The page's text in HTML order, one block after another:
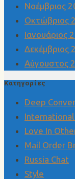
Νοέμβριος
Οκτώβριος
Ιανουάριος
Δεκέμβριος
Αύγουστος
Kατηγορίες
Deep
Love In
Mail Order
Russia Chat
Style